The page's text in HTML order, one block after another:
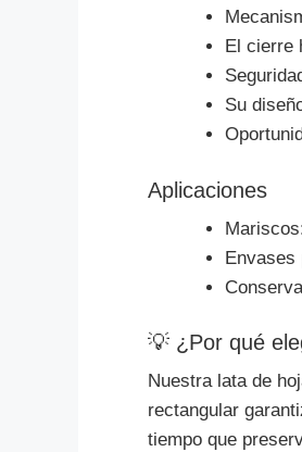
El cierre
Su
Aplicaciones
Envases
💡 ¿Por qué
Nuestra lata de
rectangular
tiempo que